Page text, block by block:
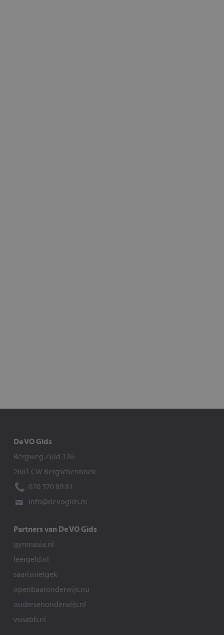
De VO Gids
Bergweg Zuid 126
2661 CW Bergschenhoek
020 570 89 81
info@devogids.nl
Partners van De VO Gids
gymnasia.nl
leergeld.nl
saarisnietgek
openbaaronderwijs.nu
oudersenonderwijs.nl
vosabb.nl